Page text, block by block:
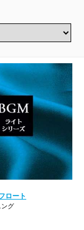
ロート
グ